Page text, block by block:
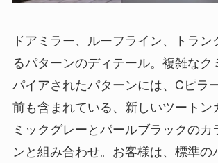
ドアミラー、ルーフライン、トラ
るパターンのディテール。複雑なク
パイアされたパターンには、Cピラ
前も含まれている、新しいツートン
ミックグレーとパールブラックのカ
ンと組み合わせ。お客様は、標準の